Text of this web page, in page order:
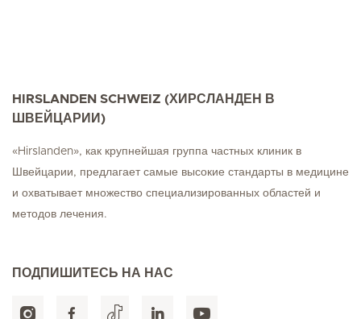
HIRSLANDEN SCHWEIZ (ХИРСЛАНДЕН В
ШВЕЙЦАРИИ)
«Hirslanden», как крупнейшая группа частных клиник в
Швейцарии, предлагает самые высокие стандарты в медицине
и охватывает множество специализированных областей и
методов лечения.
ПОДПИШИТЕСЬ НА НАС